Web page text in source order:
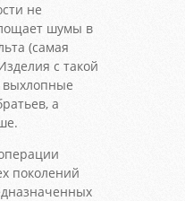
не
шумы в
(самая
с такой
выхлопные
а
поколений